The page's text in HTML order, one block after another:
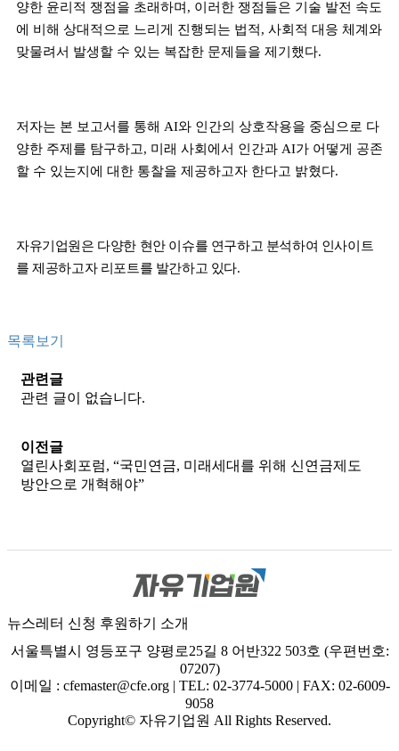
양한 윤리적 쟁점을 초래하며 , 이러한 쟁점들은 기술 발전 속도
에 비해 상대적으로 느리게 진행되는 법적, 사회적 대응 체계와
맞물려서 발생할 수 있는 복잡한 문제들을 제기했다.
저자는 본 보고서를 통해 AI와 인간의 상호작용을 중심으로 다
양한 주제를 탐구하고, 미래 사회에서 인간과 AI가 어떻게 공존
할 수 있는지에 대한 통찰을 제공하고자 한다고 밝혔다.
자유기업원은 다양한 현안 이슈를 연구하고 분석하여 인사이트
를 제공하고자 리포트를 발간하고 있다.
목록보기
관련글
관련 글이 없습니다.
이전글
열린사회포럼, “국민연금, 미래세대를 위해 신연금제도
방안으로 개혁해야”
뉴스레터 신청 후원하기
소개
서울특별시 영등포구 양평로25길 8 어반322 503호 (우편번호:
07207)
이메일 : cfemaster@cfe.org | TEL: 02-3774-5000 | FAX: 02-6009-
9058
Copyright© 자유기업원 All Rights Reserved.